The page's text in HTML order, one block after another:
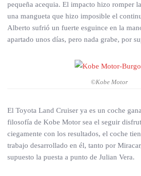
pequeña acequia. El impacto hizo romper
una mangueta que hizo imposible el
Alberto sufrió un fuerte esguince en la
apartado unos días, pero nada grabe, por
©Kobe Motor
El Toyota Land Cruiser ya es un coche
filosofía de Kobe Motor sea el seguir
ciegamente con los resultados, el coche
trabajo desarrollado en él, tanto por
supuesto la puesta a punto de Julian Vera.